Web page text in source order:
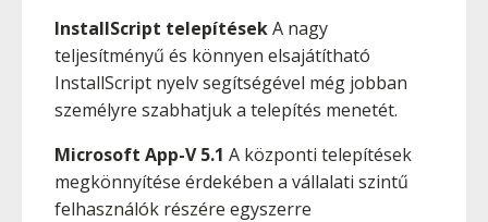
InstallScript telepítésekA nagy
teljesítményű és könnyen elsajátítható
InstallScript nyelv segítségével még jobban
személyre szabhatjuk a telepítés menetét.
Microsoft App-V 5.1 A központi telepítések
megkönnyítése érdekében a vállalati szintű
felhasználók részére egyszerre